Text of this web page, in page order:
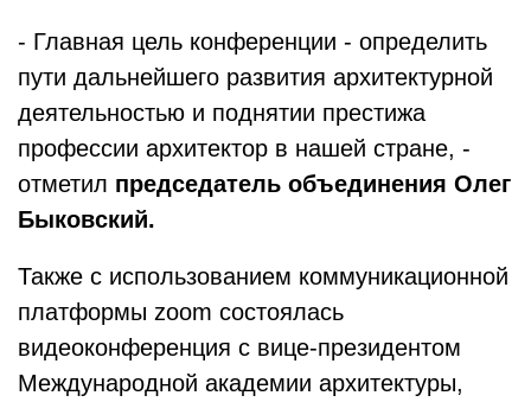
- Главная цель конференции - определить
пути дальнейшего развития архитектурной
деятельностью и поднятии престижа
профессии архитектор в нашей стране, -
отметил председатель объединения Олег
Быковский.
Также с использованием коммуникационной
платформы zoom состоялась
видеоконференция с вице-президентом
Международной академии архитектуры,